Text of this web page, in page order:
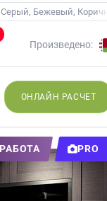
Серый, Бежевый,
Произведено:
ОНЛАЙН РАСЧЕТ
PRO